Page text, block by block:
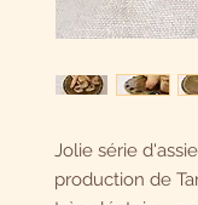
Jolie série
production de